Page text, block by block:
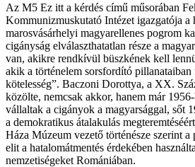
Az M5 Ez itt a kérdés című műsorában
Kommunizmuskutató Intézet igazgatója a
marosvásárhelyi magyarellenes pogrom
cigányság elválaszthatatlan része a
van, akikre rendkívül büszkének kell
akik a történelem sorsfordító
kötelesség”. Baczoni Dorottya, a XX.
közölte, nemcsak akkor, hanem már
vállaltak a cigányok a magyarsággal, sőt
a demokratikus átalakulás
Háza Múzeum vezető történésze szerint a
elit a hatalomátmentés érdekében
nemzetiségeket Romániában.